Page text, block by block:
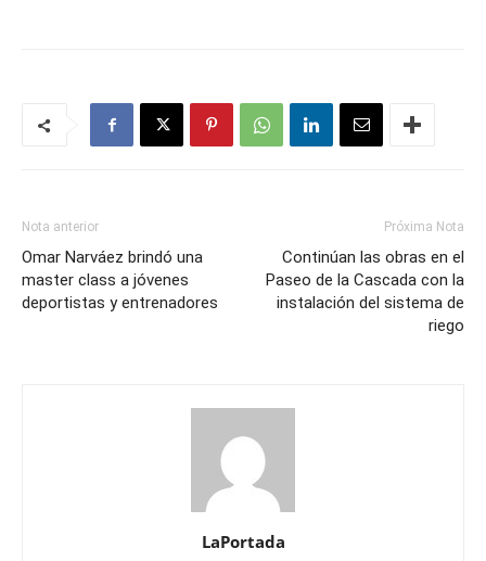
Nota anterior
Omar Narváez brindó una
master class a jóvenes
deportistas y entrenadores
Próxima Nota
Continúan las obras en el
Paseo de la Cascada con la
instalación del sistema de
riego
LaPortada